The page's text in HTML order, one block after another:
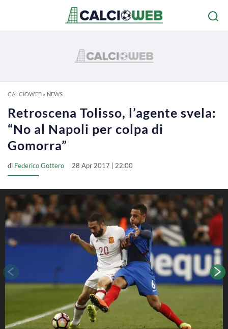
CALCIOWEB» NEWS
Retroscena Tolisso, l’agente svela:
“No al Napoli per colpa di
Gomorra”
di Federico Gottero 28 Apr 2017 | 22:00